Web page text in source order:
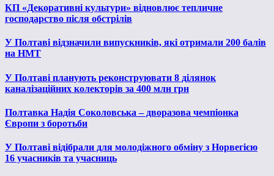
КП «Декоративні культури» відновлює тепличне
господарство після обстрілів
У Полтаві відзначили випускників, які отримали 200 балів
на НМТ
У Полтаві планують реконструювати 8 ділянок
каналізаційних колекторів за 400 млн грн
Полтавка Надія Соколовська – дворазова чемпіонка
Європи з боротьби
У Полтаві відібрали для молодіжного обміну з Норвегією
16 учасників та учасниць